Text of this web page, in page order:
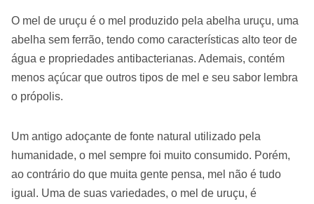
O mel de uruçu é o mel produzido pela abelha uruçu, uma
abelha sem ferrão, tendo como características alto teor de
água e propriedades antibacterianas. Ademais, contém
menos açúcar que outros tipos de mel e seu sabor lembra
o própolis.
Um antigo adoçante de fonte natural utilizado pela
humanidade, o mel sempre foi muito consumido. Porém,
ao contrário do que muita gente pensa, mel não é tudo
igual. Uma de suas variedades, o mel de uruçu, é